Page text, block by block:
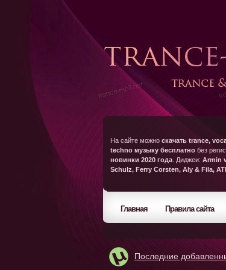
На сайте можно скачать trance,
techno музыку бесплатно без
новинки 2020 года . Диджеи: Armin
Schulz, Ferry Corsten, Aly & Fila,
Главная Правила сайта
Последние